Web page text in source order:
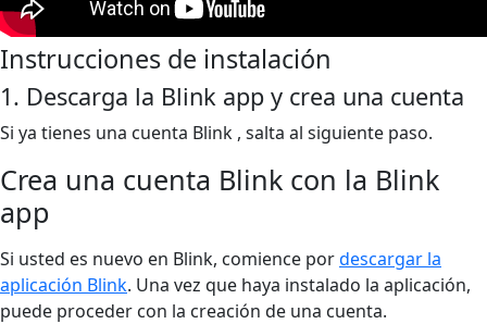
Instrucciones de instalación
1. Descarga la Blink app y crea una cuenta
Si ya tienes una cuenta Blink , salta al siguiente paso.
Crea una cuenta Blink con la Blink
app
Si usted es nuevo en Blink, comience pordescargar la
aplicación Blink. Una vez que haya instalado la aplicación,
puede proceder con la creación de una cuenta.